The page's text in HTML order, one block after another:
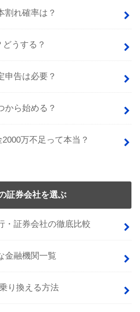
割れ確率は？
うする？
申告は必要？
から始める？
万不足って本当？
証券会社を選ぶ
・証券会社の徹底比較
金融機関一覧
り換える方法